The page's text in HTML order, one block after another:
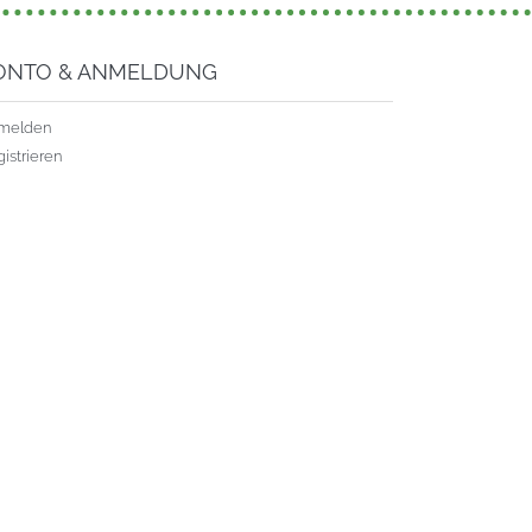
& ANMELDUNG